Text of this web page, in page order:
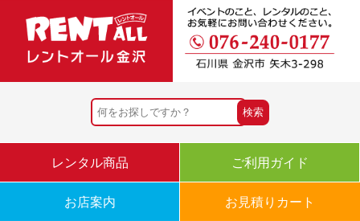
レンタル商品 ご利用ガイド
お店案内 お見積りカート